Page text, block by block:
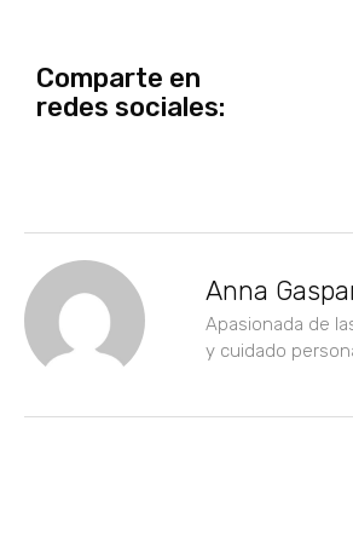
Comparte en
redes sociales:
Anna
Apasionada de
y cuidado